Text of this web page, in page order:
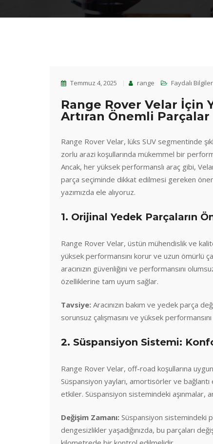
Temmuz 4, 2025 range Faydalı Bilgiler
Range Rover Velar İçin
Artıran Önemli Parçalar
Range Rover Velar, lüks SUV segmentinde
zorlu arazi koşullarında mükemmel bir
Ancak, her yüksek performanslı araç gibi,
parça seçiminde dikkat edilmesi gereken
yazımızda ele alıyoruz.
1. Orijinal Yedek Parçaların
Range Rover Velar, üstün mühendislik ve
yüksek performansını korur ve uzun ömürlü
aracınızın güvenliğini ve performansını
özelliklerine tam uyum sağlar.
Tavsiye: Aracınızın bakım ve yedek parça
sorunsuz çalışmasını ve yüksek
2. Süspansiyon Sistemi:
Range Rover Velar, off-road koşullarına
Süspansiyon yayları, amortisörler ve bağlantı
etkiler. Süspansiyon sistemindeki aşınmalar,
Değişim Zamanı: Süspansiyon sistemindeki
dengesizlikler yaşadığınızda, bu parçaları